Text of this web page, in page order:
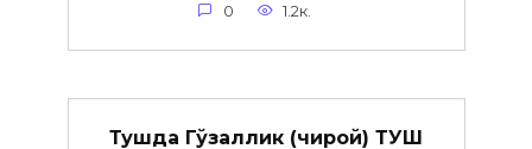
0 1.2к.
Тушда Гўзаллик (чирой) ТУШ